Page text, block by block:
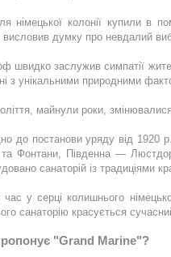
німецької колонії купили в
висловив думку про невдалий
швидко заслужив симпатії
з унікальними природними
майнули роки,
до постанови уряду від
та Фонтани, Південна —
санаторій із традиціями
у серці колишнього
санаторію красується
"Grand Marine"?